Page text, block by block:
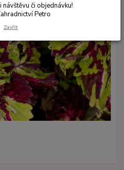
návštěvu či objednávku!
Petro
Zavřít